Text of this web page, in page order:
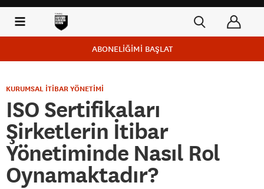
ABONELİĞİMİ BAŞLAT
KURUMSAL İTİBAR YÖNETİMİ
ISO Sertifikaları
Şirketlerin İtibar
Yönetiminde Nasıl Rol
Oynamaktadır?